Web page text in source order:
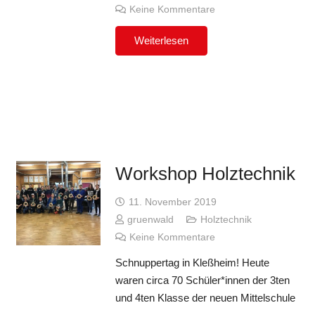
Keine Kommentare
Weiterlesen
Workshop Holztechnik
11. November 2019
gruenwald
Holztechnik
Keine Kommentare
Schnuppertag in Kleßheim! Heute
waren circa 70 Schüler*innen der 3ten
und 4ten Klasse der neuen Mittelschule